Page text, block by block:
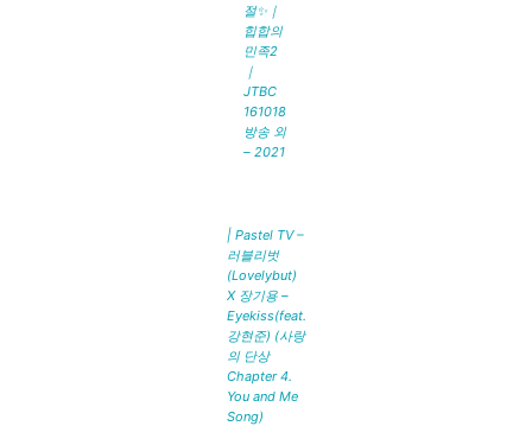
절✨｜
힙합의
민족2
｜
JTBC
161018
방송 외
– 2021
| Pastel TV –
러블리벗
(Lovelybut)
X 장기용 –
Eyekiss(feat.
강현준) (사랑
의 단상
Chapter 4.
You and Me
Song)